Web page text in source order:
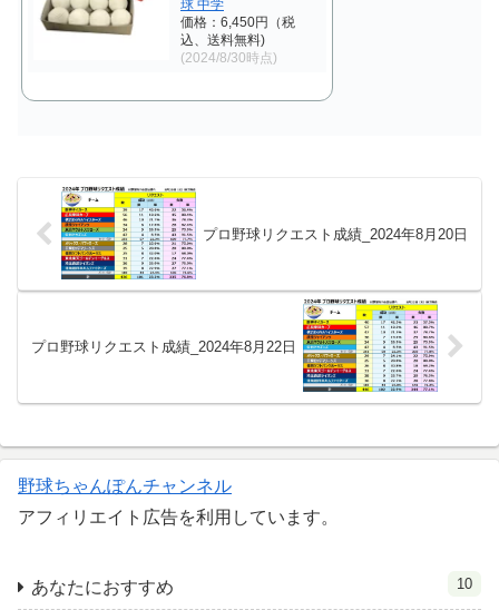
球 中学
価格：6,450円（税
込、送料無料)
(2024/8/30時点)
プロ野球リクエスト成績_2024年8月20日
プロ野球リクエスト成績_2024年8月22日
野球ちゃんぽんチャンネル
アフィリエイト広告を利用しています。
あなたにおすすめ 10